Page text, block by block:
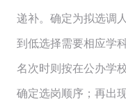
递补。确定为拟选调
到低选择需要相应学
名次时则按在公办学
确定选岗顺序；再出